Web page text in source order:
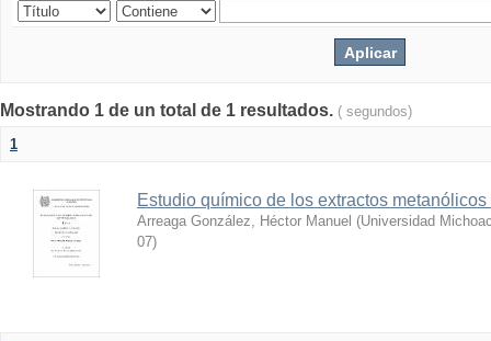
Mostrando 1 de un total de 1 resultados. ( segundos)
1
Estudio químico de los extractos
Arreaga González, Héctor Manuel (Universidad
07)